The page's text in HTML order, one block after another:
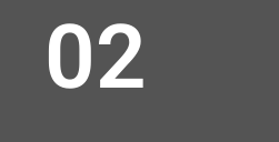
02